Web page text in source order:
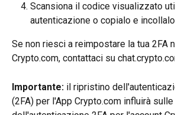
Scansiona il codice visualizzato
autenticazione o copialo e
Se non riesci a reimpostare la tua 2FA
Crypto.com, contattaci su
Importante: il ripristino
(2FA) per l'App Crypto.com influirà